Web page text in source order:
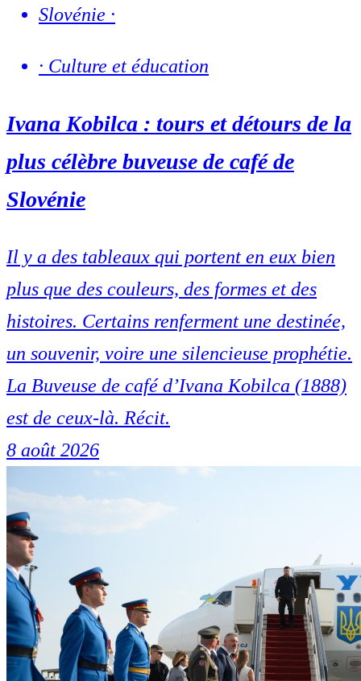
Slovénie ·
· Culture et éducation
Ivana Kobilca : tours et détours de la
plus célèbre buveuse de café de
Slovénie
Il y a des tableaux qui portent en eux bien
plus que des couleurs, des formes et des
histoires. Certains renferment une destinée,
un souvenir, voire une silencieuse prophétie.
La Buveuse de café d’Ivana Kobilca (1888)
est de ceux-là. Récit.
8 août 2026